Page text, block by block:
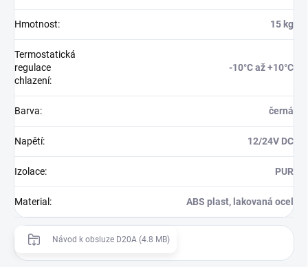
Hmotnost: 15 kg
Termostatická
regulace
chlazení:
-10°C až +10°C
Barva: černá
Napětí: 12/24V DC
Izolace: PUR
Material : ABS plast, lakovaná ocel
Návod k obsluze D20A (4.8 MB)